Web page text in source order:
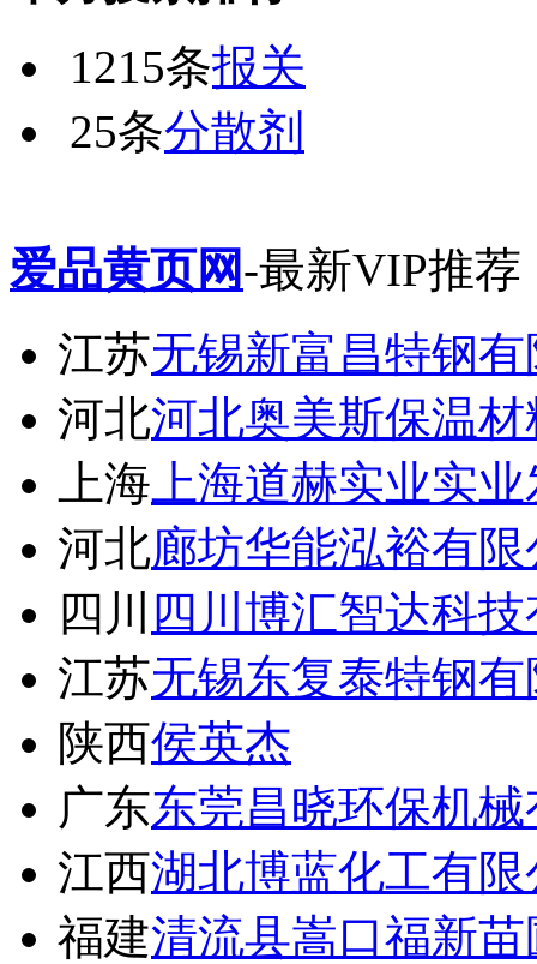
1215条报关
25条分散剂
爱品黄页网-最新VIP推荐
江苏无锡新富昌特钢
河北河北奥美斯保温
上海 上海道赫实业实
河北廊坊华能泓裕有
四川 四川博汇智达科
江苏无锡东复泰特钢
陕西侯英杰
广东东莞昌晓环保机
江西湖北博蓝化工有
福建清流县嵩口福新苗